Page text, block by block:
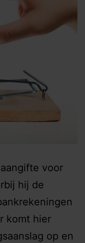
voor
hij de
komt hier
op en